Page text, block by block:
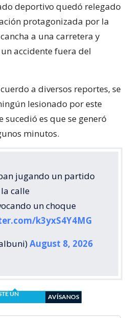
deportivo quedó relegado
protagonizada por la
a una carretera y
accidente fuera del
a diversos reportes, se
lesionado por este
sucedió es que se generó
minutos.
jugando un partido
calle
un choque
k3yxS4Y4MG
August 8, 2026
UN
AVÍSANOS